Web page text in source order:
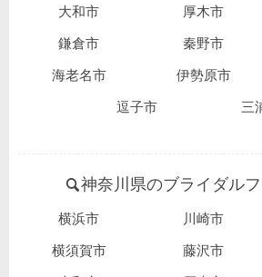
大和市 厚木市
鎌倉市 秦野市
海老名市 伊勢原市
逗子市 三
神奈川県のブライダル
横浜市 川崎市
横須賀市 藤沢市